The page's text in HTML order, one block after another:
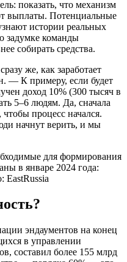
показать, что механизм
выплаты. Потенциальные
истории реальных
задумке команды
собирать средства.
же, как заработает
— К примеру, если будет
доход 10% (300 тысяч в
5–6 людям. Да, сначала
процесс начался.
начнут верить, и мы
для формирования
в январе 2024 года:
EastRussia
эндаументов на конец
в управлении
составил более 155 млрд